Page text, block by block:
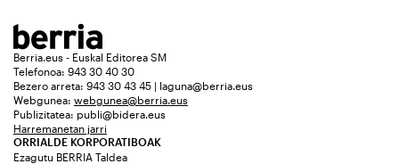
Berria.eus - Euskal Editorea SM
Telefonoa: 943 30 40 30
Bezero arreta: 943 30 43 45 | laguna@berria.eus
Webgunea: webgunea@berria.eus
Publizitatea: publi@bidera.eus
Harremanetan jarri
ORRIALDE KORPORATIBOAK
Ezagutu BERRIA Taldea